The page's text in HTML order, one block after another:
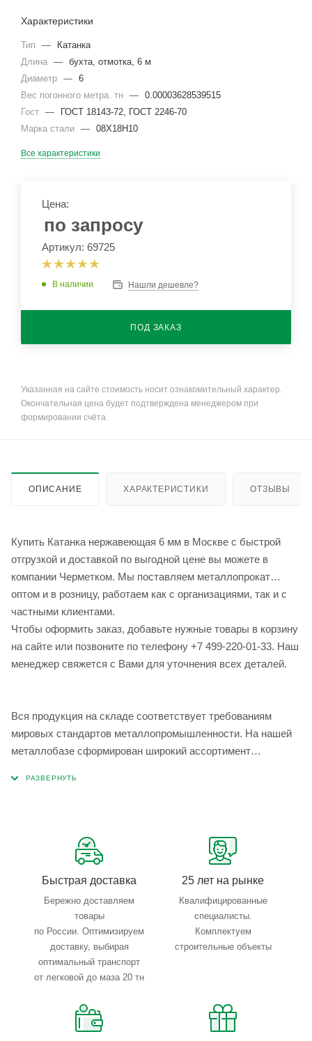
Характеристики
Тип —
Катанка
Длина — бухта, отмотка, 6 м
Диаметр — 6
Вес погонного метра. тн — 0.00003628539515
Гост —
ГОСТ 18143-72, ГОСТ 2246-70
Марка стали — 08Х18Н10
Все характеристики
Цена:
по запросу
Артикул: 69725
В наличии Нашли дешевле?
ПОД ЗАКАЗ
Указанная на сайте стоимость носит ознакомительный характер.
Окончательная цена будет подтверждена менеджером при
формировании счёта.
ОПИСАНИЕ ХАРАКТЕРИСТИКИ ОТЗЫВЫ
Купить Катанка нержавеющая 6 мм в Москве с быстрой
отгрузкой и доставкой по выгодной цене вы можете в
компании Черметком. Мы поставляем металлопрокат
оптом и в розницу, работаем как с организациями, так и с
частными клиентами.
Чтобы оформить заказ, добавьте нужные товары в корзину
на сайте или позвоните по телефону +7 499-220-01-33. Наш
менеджер свяжется с Вами для уточнения всех деталей.
Вся продукция на складе соответствует требованиям
мировых стандартов металлопромышленности. На нашей
металлобазе сформирован широкий ассортимент
Быстрая доставка
Бережно доставляем
товары
по России. Оптимизируем
доставку, выбирая
оптимальный транспорт
от легковой до маза 20 тн
25 лет на рынке
Квалифицированные
специалисты.
Комплектуем
строительные объекты